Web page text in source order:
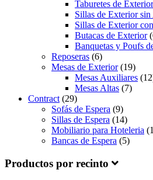
Taburetes de Exterior
Sillas de Exterior
Sillas de Exterior
Butacas de Exterior
Banquetas y Poufs
Reposeras (6)
Mesas de Exterior(19)
Mesas Auxiliares
Mesas Altas (7)
Contract (29)
Sofás de Espera (9)
Sillas de Espera (14)
Mobiliario para Hoteleria
Bancas de Espera (5)
Productos por recinto